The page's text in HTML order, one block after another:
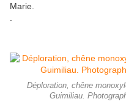
Marie.
Déploration, chêne
Guimiliau.